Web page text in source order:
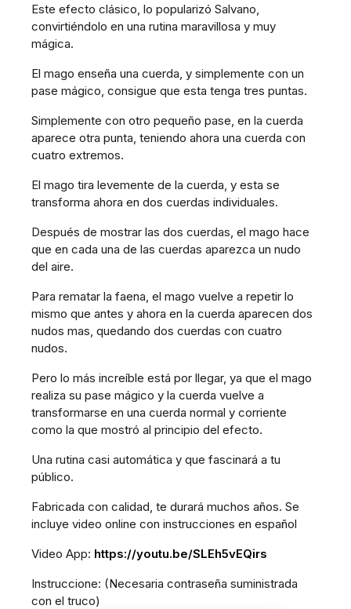
Este efecto clásico, lo popularizó Salvano,
convirtiéndolo en una rutina maravillosa y muy
mágica.
El mago enseña una cuerda, y simplemente con un
pase mágico, consigue que esta tenga tres puntas.
Simplemente con otro pequeño pase, en la cuerda
aparece otra punta, teniendo ahora una cuerda con
cuatro extremos.
El mago tira levemente de la cuerda, y esta se
transforma ahora en dos cuerdas individuales.
Después de mostrar las dos cuerdas, el mago hace
que en cada una de las cuerdas aparezca un nudo
del aire.
Para rematar la faena, el mago vuelve a repetir lo
mismo que antes y ahora en la cuerda aparecen dos
nudos mas, quedando dos cuerdas con cuatro
nudos.
Pero lo más increíble está por llegar, ya que el mago
realiza su pase mágico y la cuerda vuelve a
transformarse en una cuerda normal y corriente
como la que mostró al principio del efecto.
Una rutina casi automática y que fascinará a tu
público.
Fabricada con calidad, te durará muchos años. Se
incluye video online con instrucciones en español
Video App: https://youtu.be/SLEh5vEQirs
Instruccione: (Necesaria contraseña suministrada
con el truco)